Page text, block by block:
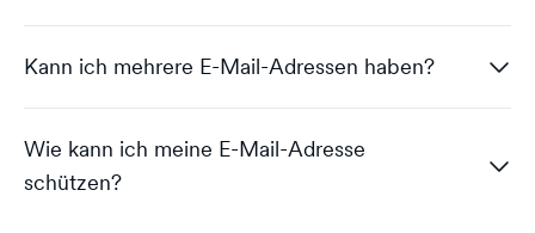
Andreas von dogado
Eine E-Mail-Adresse besteht aus einem
Kann ich mehrere E-Mail-Adressen haben?
Wie kann ich meine E-Mail-Adresse
schützen?